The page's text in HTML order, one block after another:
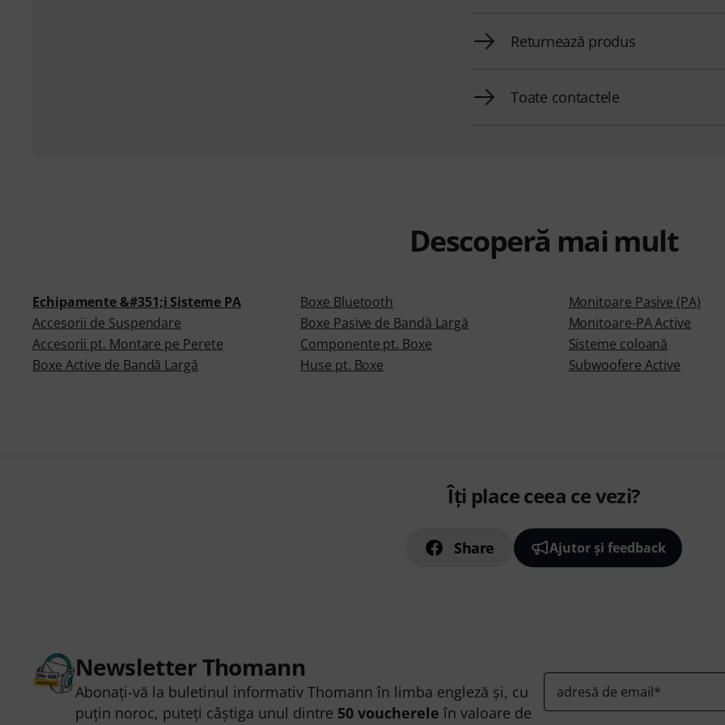
Returnează produs
Toate contactele
Descoperă mai mult
Echipamente &#351;i Sisteme PA
Accesorii de Suspendare
Accesorii pt. Montare pe Perete
Boxe Active de Bandă Largă
Boxe Bluetooth
Boxe Pasive de Bandă Largă
Componente pt. Boxe
Huse pt. Boxe
Monitoare Pasive (PA)
Monitoare-PA Active
Sisteme coloană
Subwoofere Active
Îți place ceea ce vezi?
Share Ajutor și feedback
Newsletter Thomann
Abonați-vă la buletinul informativ Thomann în limba engleză și, cu
puțin noroc, puteți câștiga unul dintre 50 voucherele în valoare de
adresă de email*